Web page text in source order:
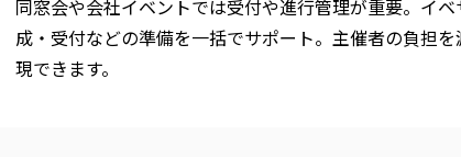
同窓会や会社イベントでは受付や進行管理が重要。イ
成・受付などの準備を一括でサポート。主催者の負担
現できます。